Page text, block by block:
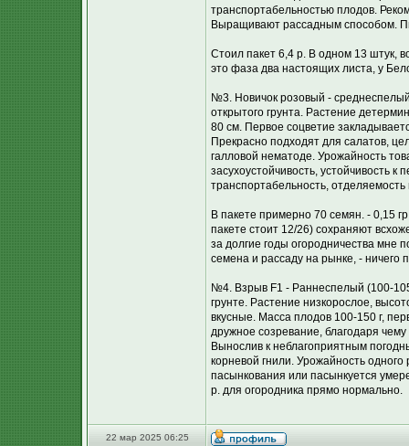
транспортабельностью плодов.
Выращивают рассадным способом.
Стоил пакет 6,4 р. В одном 13 штук,
это фаза два настоящих листа, у
№3. Новичок розовый -
открытого грунта. Растение
80 см. Первое соцветие
Прекрасно подходят для салатов,
галловой нематоде. Урожайность
засухоустойчивость, устойчивость
транспортабельность,
В пакете примерно 70 семян. - 0,15
пакете стоит 12/26) сохраняют
за долгие годы огородничества мне
семена и рассаду на рынке, - ничего
№4. Взрыв F1 - Раннеспелый (100-
грунте. Растение низкорослое,
вкусные. Масса плодов 100-150 г,
дружное созревание, благодаря
Вынослив к неблагоприятным
корневой гнили. Урожайность
пасынкования или пасынкуется
р. для огородника прямо нормально.
22 мар 2025 06:25